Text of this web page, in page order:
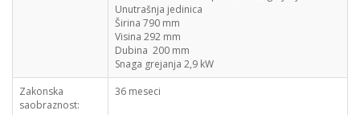
Unutrašnja jedinica
Širina 790 mm
Visina 292 mm
Dubina 200 mm
Snaga grejanja 2,9 kW
Zakonska
saobraznost:
36 meseci